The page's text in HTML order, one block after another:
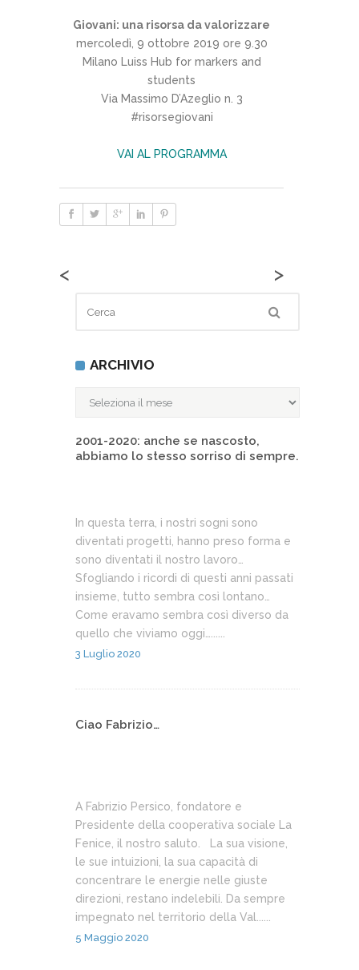
Giovani: una risorsa da valorizzare
mercoledì, 9 ottobre 2019 ore 9.30
Milano Luiss Hub for markers and
students
Via Massimo D’Azeglio n. 3
#risorsegiovani
VAI AL PROGRAMMA
< >
ARCHIVIO
2001-2020: anche se nascosto,
abbiamo lo stesso sorriso di sempre.
In questa terra, i nostri sogni sono
diventati progetti, hanno preso forma e
sono diventati il nostro lavoro…
Sfogliando i ricordi di questi anni passati
insieme, tutto sembra così lontano…
Come eravamo sembra così diverso da
quello che viviamo oggi…......
3 Luglio 2020
Ciao Fabrizio…
A Fabrizio Persico, fondatore e
Presidente della cooperativa sociale La
Fenice, il nostro saluto. La sua visione,
le sue intuizioni, la sua capacità di
concentrare le energie nelle giuste
direzioni, restano indelebili. Da sempre
impegnato nel territorio della Val......
5 Maggio 2020